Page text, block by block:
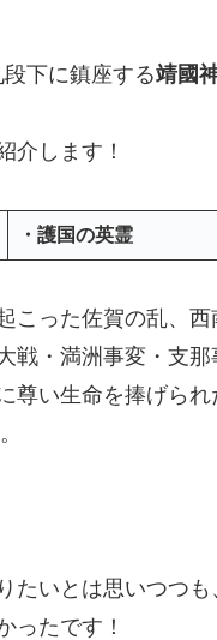
下に鎮座する靖國
介します！
・護国の英霊
こった佐賀の乱、
戦・満洲事変・支
い生命を捧げられ
いとは思いつつも
ったです！